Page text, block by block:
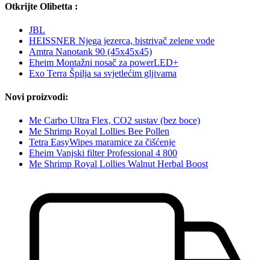
Otkrijte Olibetta :
JBL
HEISSNER Njega jezerca, bistrivač zelene vode
Amtra Nanotank 90 (45x45x45)
Eheim Montažni nosač za powerLED+
Exo Terra Špilja sa svjetlećim gljivama
Novi proizvodi:
Me Carbo Ultra Flex, CO2 sustav (bez boce)
Me Shrimp Royal Lollies Bee Pollen
Tetra EasyWipes maramice za čišćenje
Eheim Vanjski filter Professional 4 800
Me Shrimp Royal Lollies Walnut Herbal Boost